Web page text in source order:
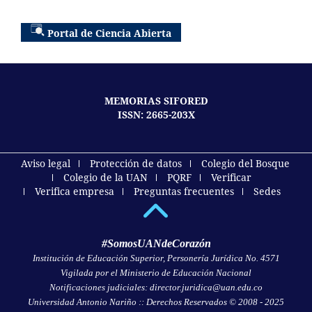
Portal de Ciencia Abierta
MEMORIAS SIFORED
ISSN: 2665-203X
Aviso legal Protección de datos
Colegio del Bosque
Colegio de la UAN
PQRF
Verificar
Verifica empresa
Preguntas frecuentes Sedes
#SomosUANdeCorazón
Institución de Educación Superior, Personería Jurídica No. 4571
Vigilada por el Ministerio de Educación Nacional
Notificaciones judiciales: director.juridica@uan.edu.co
Universidad Antonio Nariño :: Derechos Reservados © 2008 - 2025